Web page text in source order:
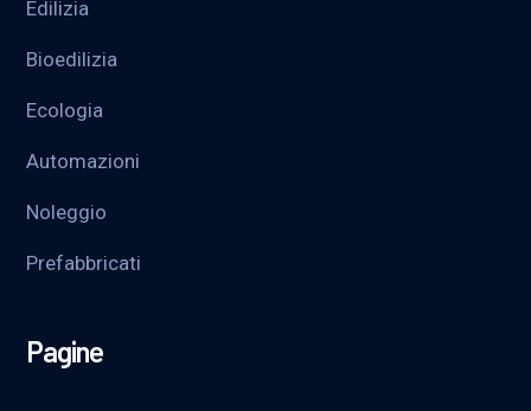
Edilizia
Bioedilizia
Ecologia
Automazioni
Noleggio
Prefabbricati
Pagine